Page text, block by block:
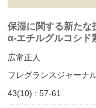
保湿に関する新た
α-エチルグルコシド
広常正人
フレグランスジャーナ
43(10) : 57-61